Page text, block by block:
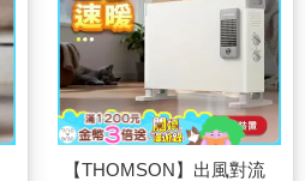
【THOMSON】出風對流